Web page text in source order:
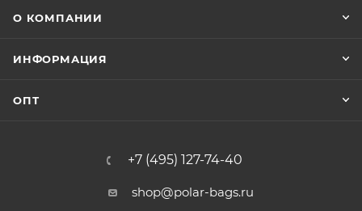
О КОМПАНИИ
ИНФОРМАЦИЯ
ОПТ
+7 (495) 127-74-40
shop@polar-bags.ru